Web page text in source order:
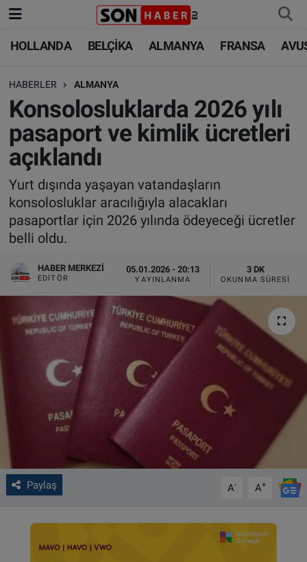
HOLLANDA BELÇİKA ALMANYA FRANSA
HABERLER ALMANYA
Konsolosluklarda 2026 yılı
pasaport ve kimlik ücretleri
açıklandı
Yurt dışında yaşayan vatandaşların
konsolosluklar aracılığıyla alacakları
pasaportlar için 2026 yılında ödeyeceği ücretler
belli oldu.
HABER MERKEZI
EDITÖR
05.01.2026 - 20:13
YAYINLANMA
3 DK
OKUNMA SÜRESI
Paylaş A- A+
HOLLANDA
BELÇİKA
ALMANYA
FRANSA
AVUSTURYA
SAĞLIK - YAŞAM
BİLİM-TEKNOLOJİ
HOLLANDA
BELÇİKA
ALMANYA
TÜRKİYE
DÜNYA
BİLİM-TEKNOLOJİ
SAĞLIK
FOTO GALERİ
VIDEO GALERİ
ALGEMENE VOORWAARDEN
Çerez Politikası
Nöbetçi Eczaneler
Hava Durumu
Trafik Durumu
Süper Lig Puan Durumu ve Fikstür
Tüm Manşetler
Son Dakika Haberleri
Haber Arşivi